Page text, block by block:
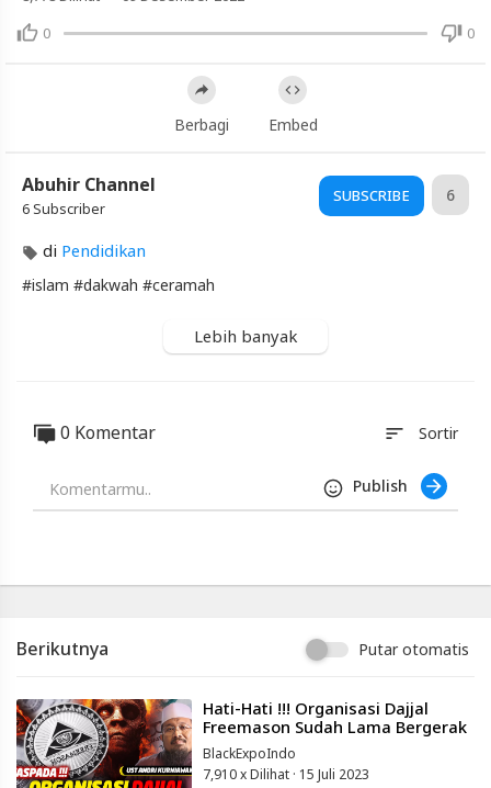
Berubah
Artikel
Terbaru
Info
lanjut
Hidayat
Blackexpo
Indonesia
Blackexpo
401XD
Group
0 0
Berbagi Embed
Abuhir Channel
6 Subscriber
SUBSCRIBE 6
di Pendidikan
#islam​ #dakwah​ #ceramah
Lebih banyak
0 Komentar sort Sortir
Publish
Berikutnya Putar otomatis
⁣Hati-Hati !!! Organisasi Dajjal
Freemason Sudah Lama Bergerak
di Indonesia - Ustadz Andri
Kurniawan
BlackExpoIndo
7,910 x Dilihat · 15 Juli 2023